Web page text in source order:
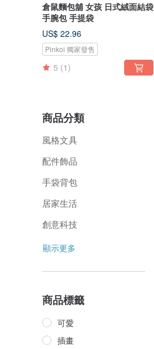
倉鼠麵包舖 女孩 日式絨面結袋
手腕包 手提袋
US$ 22.96
Pinkoi 獨家發售
5 (1)
商品分類
風格文具
配件飾品
手袋背包
居家生活
創意科技
顯示更多
商品標籤
可愛
插畫